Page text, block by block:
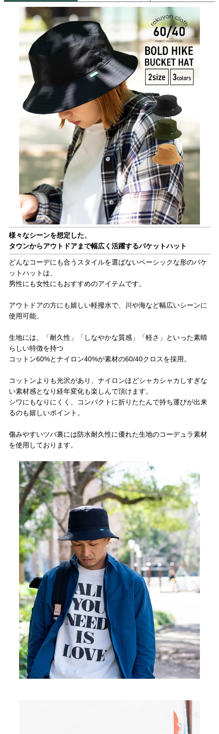
様々なシーンを想定した、
タウンからアウトドアまで幅広く活躍するバケットハット
どんなコーデにも合うスタイルを選ばないベーシックな形のバケ
ットハットは、
男性にも女性にもおすすめのアイテムです。
アウトドアの方にも嬉しい軽撥水で、川や海など幅広いシーンに
使用可能。
生地には、「耐久性」「しなやかな質感」「軽さ」といった素晴
らしい特徴を持つ
コットン60%とナイロン40%が素材の60/40クロスを採用。
コットンよりも光沢があり、ナイロンほどシャカシャカしすぎな
い素材感となり経年変化も楽しんで頂けます。
シワにもなりにくく、コンパクトに折りたたんで持ち運びが出来
るのも嬉しいポイント。
傷みやすいツバ裏には防水耐久性に優れた生地のコーデュラ素材
を使用しております。